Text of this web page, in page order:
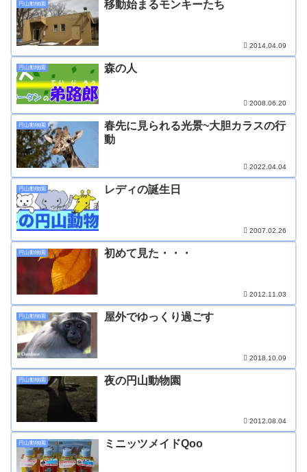
円山動物園 移動始まるモンキーたち
2014.04.09
円山動物園 森の人
2008.06.20
円山動物園
春先に見られる光景~大胆カラスの行
動
2022.04.04
円山動物園 レディの誕生日
2007.02.26
円山動物園 初めて見た・・・
2012.11.03
円山動物園 屋外でゆっくり過ごす
2018.10.09
円山動物園 夜の円山動物園
2012.08.04
円山動物園 ミニッツメイドQoo